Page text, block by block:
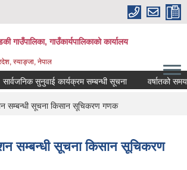
गाउँपालिका, गाउँकार्यपालिकाको कार्यालय
स्याङ्जा, नेपाल
सुनुवाई कार्यक्रम सम्बन्धी सूचना वर्षातको
सम्बन्धी सूचना किसान सूचिकरण गणक
सम्बन्धी सूचना किसान सूचिकरण